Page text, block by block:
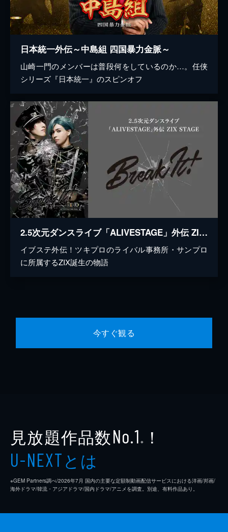
日本統一外伝～中島組 四国暴力金脈～
山崎一門のメンバーは普段何をしているのか…。任侠
シリーズ『日本統一』のスピンオフ
2.5次元ダンスライブ「ALIVESTAGE」外伝 ZIX STAGE「Break It!」
イブステ外伝！ツキプロのライバル事務所・サンプロ
に所属するZIX誕生の物語
今すぐ観る
見放題作品数No.1 ※ ！
U-NEXTとは
※GEM Partners調べ/2026年7⽉ 国内の主要な定額制動画配信サービスにおける洋画/邦画/
海外ドラマ/韓流・アジアドラマ/国内ドラマ/アニメを調査。別途、有料作品あり。